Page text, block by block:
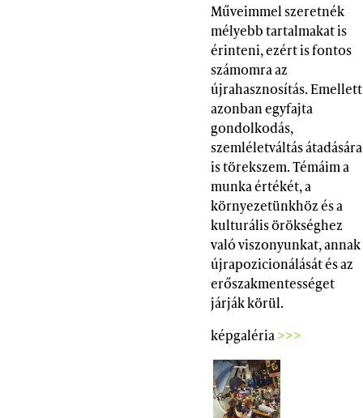
Műveimmel szeretnék
mélyebb tartalmakat is
érinteni, ezért is fontos
számomra az
újrahasznosítás. Emellett
azonban egyfajta
gondolkodás,
szemléletváltás átadására
is törekszem. Témáim a
munka értékét, a
környezetünkhöz és a
kulturális örökséghez
való viszonyunkat, annak
újrapozicionálását és az
erőszakmentességet
járják körül.
képgaléria>>>